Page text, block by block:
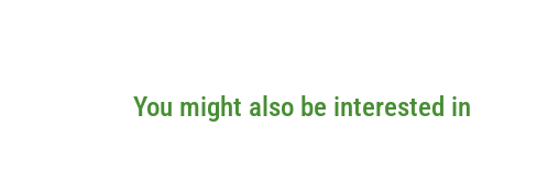
You might also be interested in